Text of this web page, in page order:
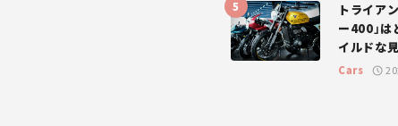
トライア
ー400」は
イルドな
味を両立
Cars